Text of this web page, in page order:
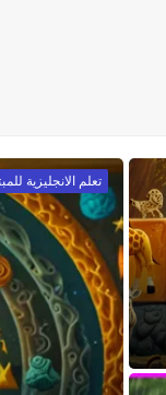
تعلم الانجليزية